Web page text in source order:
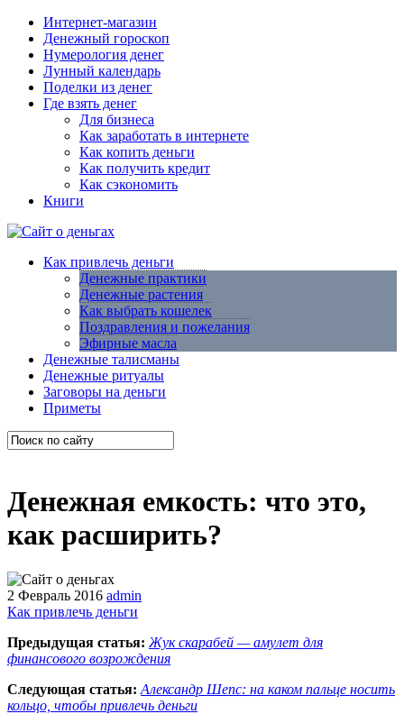
Интернет-магазин
Денежный гороскоп
Нумерология денег
Лунный календарь
Поделки из денег
Где взять денег
Для бизнеса
Как заработать в интернете
Как копить деньги
Как получить кредит
Как сэкономить
Книги
Как привлечь деньги
Денежные практики
Денежные растения
Как выбрать кошелек
Поздравления и пожелания
Эфирные масла
Денежные талисманы
Денежные ритуалы
Заговоры на деньги
Приметы
Денежная емкость: что это,
как расширить?
2 Февраль 2016 admin
Как привлечь деньги
Предыдущая статья: Жук скарабей — амулет для
финансового возрождения
Следующая статья: Александр Шепс: на каком пальце носить
кольцо, чтобы привлечь деньги